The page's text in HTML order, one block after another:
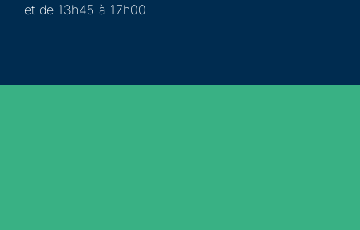
et de 13h45 à 17h00